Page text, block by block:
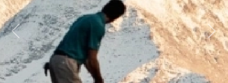
Previous Next